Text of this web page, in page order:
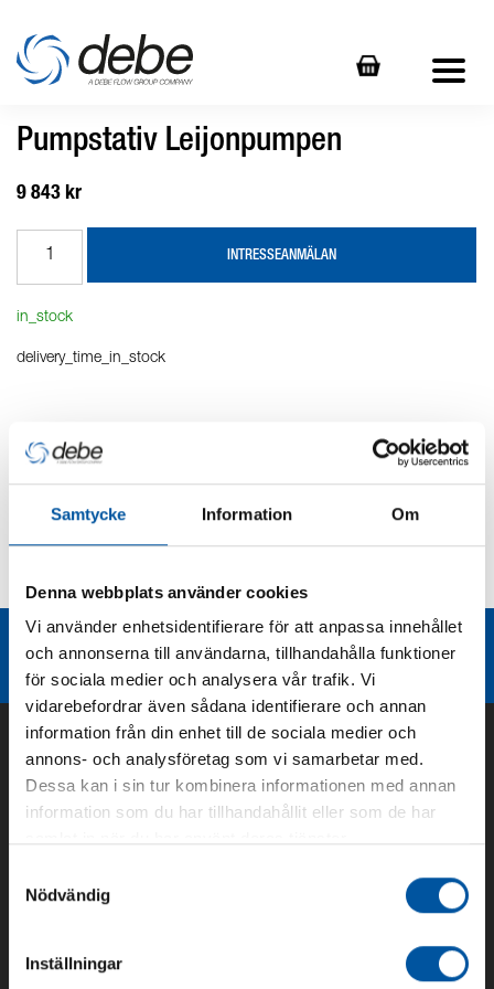
Samtycke Information Om
Denna webbplats använder cookies
Vi använder enhetsidentifierare för att anpassa innehållet
och annonserna till användarna, tillhandahålla funktioner
för sociala medier och analysera vår trafik. Vi
vidarebefordrar även sådana identifierare och annan
information från din enhet till de sociala medier och
annons- och analysföretag som vi samarbetar med.
Dessa kan i sin tur kombinera informationen med annan
information som du har tillhandahållit eller som de har
Nödvändig
Inställningar
Pumpstativ Leijonpumpen
9 843 kr
INTRESSEANMÄLAN
in_stock
delivery_time_in_stock
Produktbeskrivning
Kurvor
Teknisk dokumentation
Liknande produktgrupper
Om oss